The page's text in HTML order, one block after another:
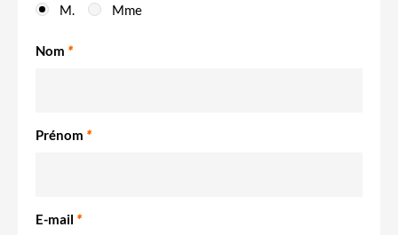
M. Mme
Nom *
Prénom *
E-mail *